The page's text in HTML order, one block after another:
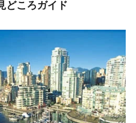
どころガイド